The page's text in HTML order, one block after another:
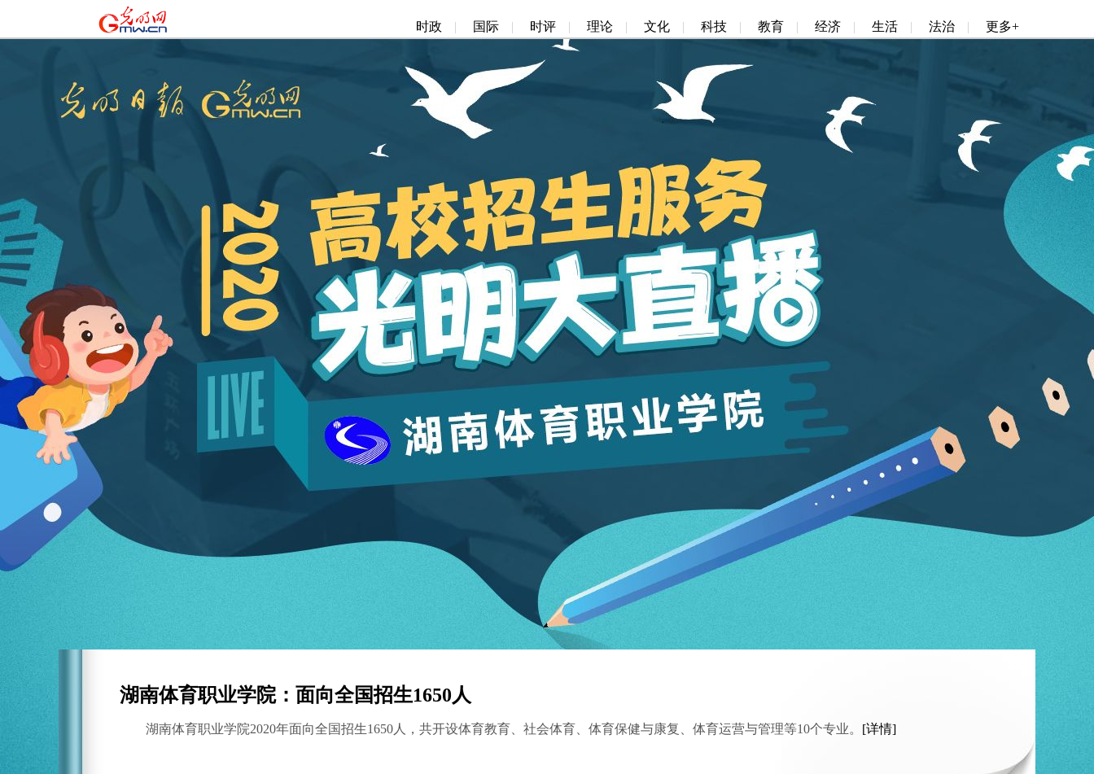
时政 | 国际 | 时评 | 理论 | 文化 | 科技 | 教育 | 经济 | 生活 | 法治 | 更多+
湖南体育职业学院：面向全国招生1650人
湖南体育职业学院2020年面向全国招生1650人，共开设体育教育、社会体育、体育保健与康复、体育运营与管理等10个专业。 [详情]